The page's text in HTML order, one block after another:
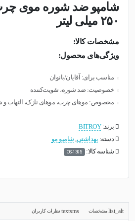
شامپو ضد شوره موی
۲۵۰ میلی لیتر
مشخصات کالا:
ویژگی‌های محصول:
مناسب برای: آقایان/بانوان
خصوصیت: ضد شوره، تقویت‌کننده
مخصوص: موهای چرب، موهای نازک، التهاب و
برند:BITROY
دسته: بهداشتی, شامپو مو
شناسه کالا: OS-1395
مشخصات نظرات کاربران